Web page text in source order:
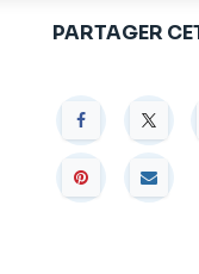
PARTAGER